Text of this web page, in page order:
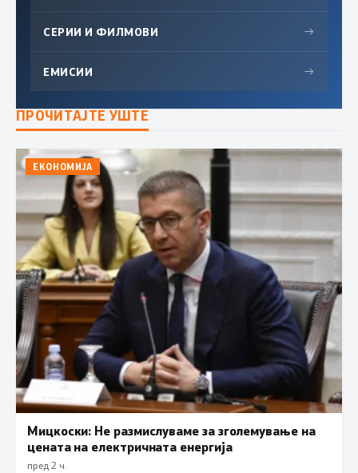
СЕРИИ И ФИЛМОВИ →
ЕМИСИИ →
ПРОЧИТАЈТЕ УШТЕ
ЕКОНОМИЈА
Мицкоски: Не размислуваме за зголемување на
цената на електричната енергија
пред 2 ч.